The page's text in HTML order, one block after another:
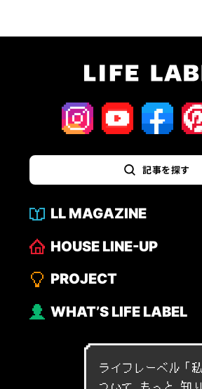
記事を探す
LL MAGAZINE
HOUSE LINE-UP
PROJECT
WHAT’S LIFE LABEL
ライフレーベル「私